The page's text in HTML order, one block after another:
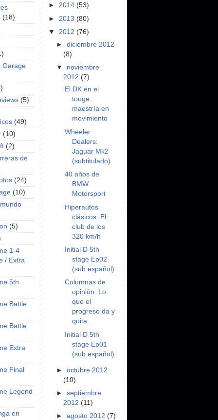
(18)
Garage
(5)
(49)
(10)
(2)
de
(24)
(10)
(5)
1-4
/ Extra
5th
Battle
Battle
Extra
Final
Legend
en
► 2014 (53)
► 2013 (80)
▼ 2012 (76)
►diciembre 2012
(8)
▼ noviembre
2012 (7)
El DK en el
touge:
maestría en
movimiento
Wheeler
Dealers:
Jaguar Mk2
(subtitulado)
40 años de
BMW
Motorsport
Hiperautos
clásicos: El
club de los
320 km/h
Initial D 5th
stage Ep02
(sub español)
Columnas de
opinión: Lo
que el
progreso da y
quita...
Initial D 5th
stage Ep01
(sub español)
►octubre 2012
(10)
►septiembre
2012 (11)
►agosto 2012 (7)